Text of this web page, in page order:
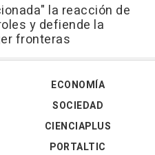
la reacción de
y defiende la
fronteras
ECONOMÍA
SOCIEDAD
CIENCIAPLUS
PORTALTIC